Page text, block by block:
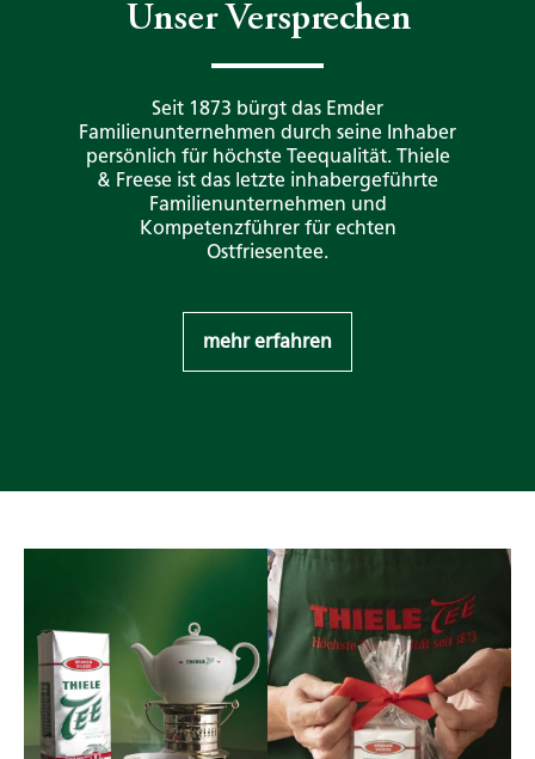
Unser Versprechen
Seit 1873 bürgt das Emder
Familienunternehmen durch seine Inhaber
persönlich für höchste Teequalität. Thiele
& Freese ist das letzte inhabergeführte
Familienunternehmen und
Kompetenzführer für echten
Ostfriesentee.
mehr erfahren